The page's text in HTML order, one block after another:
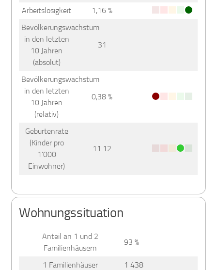
Arbeitslosigkeit
1,16 %
Bevölkerungswachstum
in den letzten
10 Jahren
(absolut)
31
Bevölkerungswachstum
in den letzten
10 Jahren
(relativ)
0,38 %
Geburtenrate
(Kinder pro
1'000
Einwohner)
11.12
Wohnungssituation
Anteil an 1 und 2
Familienhäusern
93 %
1 Familienhäuser
1 438